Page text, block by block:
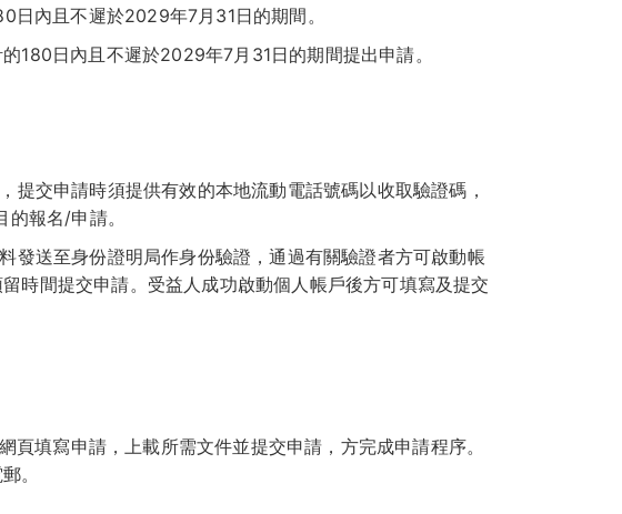
日內且不遲於2029年7月31日的期間。
180日內且不遲於2029年7月31日的期間提出申請。
提交申請時須提供有效的本地流動電話號碼以收取驗證碼，
報名/申請。
發送至身份證明局作身份驗證，通過有關驗證者方可啟動帳
時間提交申請。受益人成功啟動個人帳戶後方可填寫及提交
頁填寫申請，上載所需文件並提交申請，方完成申請程序。
。